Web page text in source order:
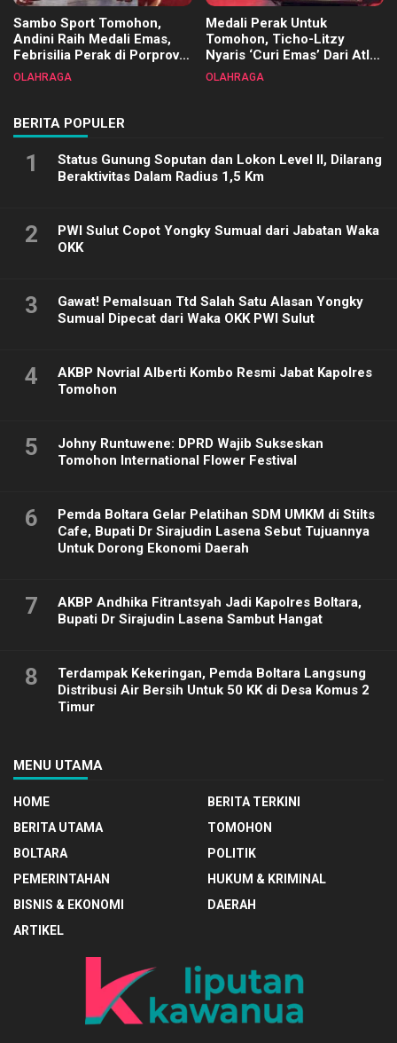
Sambo Sport Tomohon,
Andini Raih Medali Emas,
Febrisilia Perak di Porprov
Sulut 2025
OLAHRAGA
Medali Perak Untuk
Tomohon, Ticho-Litzy
Nyaris ‘Curi Emas’ Dari Atlet
Biliar PON di Porprov Sulut
OLAHRAGA
BERITA POPULER
1
Status Gunung Soputan dan Lokon Level II, Dilarang
Beraktivitas Dalam Radius 1,5 Km
2
PWI Sulut Copot Yongky Sumual dari Jabatan Waka
OKK
3
Gawat! Pemalsuan Ttd Salah Satu Alasan Yongky
Sumual Dipecat dari Waka OKK PWI Sulut
4
AKBP Novrial Alberti Kombo Resmi Jabat Kapolres
Tomohon
5
Johny Runtuwene: DPRD Wajib Sukseskan
Tomohon International Flower Festival
6
Pemda Boltara Gelar Pelatihan SDM UMKM di Stilts
Cafe, Bupati Dr Sirajudin Lasena Sebut Tujuannya
Untuk Dorong Ekonomi Daerah
7
AKBP Andhika Fitrantsyah Jadi Kapolres Boltara,
Bupati Dr Sirajudin Lasena Sambut Hangat
8
Terdampak Kekeringan, Pemda Boltara Langsung
Distribusi Air Bersih Untuk 50 KK di Desa Komus 2
Timur
MENU UTAMA
HOME
BERITA TERKINI
BERITA UTAMA
TOMOHON
BOLTARA
POLITIK
PEMERINTAHAN
HUKUM & KRIMINAL
BISNIS & EKONOMI
DAERAH
ARTIKEL